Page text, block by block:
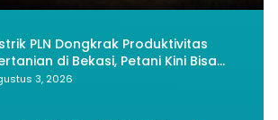
PLN Dongkrak Produktivitas
di Bekasi, Petani Kini Bisa
Tiga Kali Setahun
3, 2026